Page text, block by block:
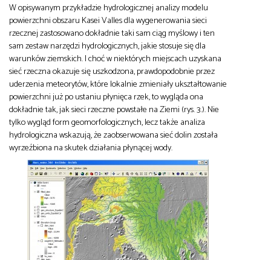
W opisywanym przykładzie hydrologicznej analizy modelu
powierzchni obszaru Kasei Valles dla wygenerowania sieci
rzecznej zastosowano dokładnie taki sam ciąg myślowy i ten
sam zestaw narzędzi hydrologicznych, jakie stosuje się dla
warunków ziemskich. I choć w niektórych miejscach uzyskana
sieć rzeczna okazuje się uszkodzona, prawdopodobnie przez
uderzenia meteorytów, które lokalnie zmieniały ukształtowanie
powierzchni już po ustaniu płynięca rzek, to wygląda ona
dokładnie tak, jak sieci rzeczne powstałe na Ziemi (rys. 3.). Nie
tylko wygląd form geomorfologicznych, lecz także analiza
hydrologiczna wskazują, że zaobserwowana sieć dolin została
wyrzeźbiona na skutek działania płynącej wody.